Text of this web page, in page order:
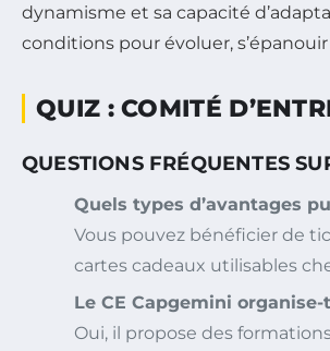
dynamisme et sa capacité
conditions pour évoluer,
QUIZ : COMITÉ
Choisissez la bonne réponse pour
QUESTIONS FRÉQUENTES
Quels types d’avantages
Vous pouvez bénéficier de
cartes cadeaux utilisables
Le CE Capgemini
Oui, il propose des